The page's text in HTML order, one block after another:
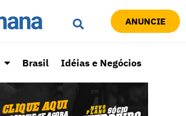
ANUNCIE
Brasil Idéias e Negócios